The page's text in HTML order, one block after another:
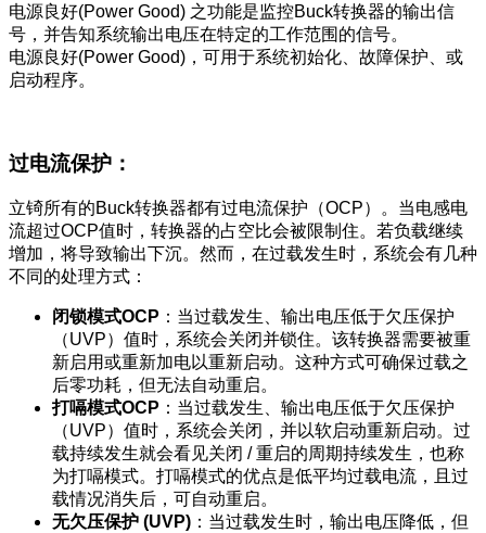
电源良好(Power Good) 之功能是监控Buck转换器的输出信
号，并告知系统输出电压在特定的工作范围的信号。
电源良好(Power Good)，可用于系统初始化、故障保护、或
启动程序。
过电流保护：
立锜所有的Buck转换器都有过电流保护（OCP）。当电感电
流超过OCP值时，转换器的占空比会被限制住。若负载继续
增加，将导致输出下沉。然而，在过载发生时，系统会有几种
不同的处理方式：
闭锁模式OCP ：当过载发生、输出电压低于欠压保护
（UVP）值时，系统会关闭并锁住。该转换器需要被重
新启用或重新加电以重新启动。这种方式可确保过载之
后零功耗，但无法自动重启。
打嗝模式OCP ：当过载发生、输出电压低于欠压保护
（UVP）值时，系统会关闭，并以软启动重新启动。过
载持续发生就会看见关闭 / 重启的周期持续发生，也称
为打嗝模式。打嗝模式的优点是低平均过载电流，且过
载情况消失后，可自动重启。
无欠压保护 (UVP) ：当过载发生时，输出电压降低，但